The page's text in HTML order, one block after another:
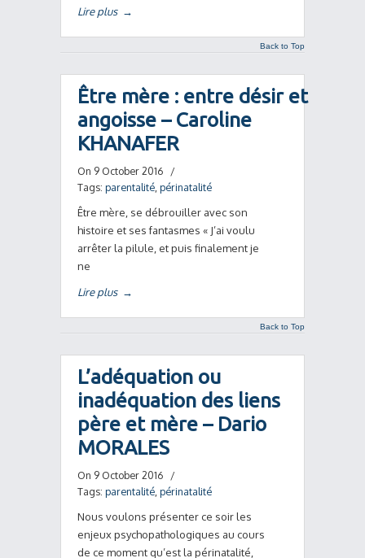
Lire plus →
Back to Top
Être mère : entre désir et
angoisse – Caroline
KHANAFER
On 9 October 2016
/
Tags: parentalité périnatalité
Être mère, se débrouiller avec son
histoire et ses fantasmes « J’ai voulu
arrêter la pilule, et puis finalement je
ne
Lire plus →
Back to Top
L’adéquation ou
inadéquation des liens
père et mère – Dario
MORALES
On 9 October 2016
/
Tags: parentalité périnatalité
Nous voulons présenter ce soir les
enjeux psychopathologiques au cours
de ce moment qu’est la périnatalité,